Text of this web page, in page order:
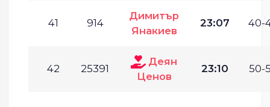
41 914
Димитър
Янакиев
23:07 40-
42 25391
Деян
Ценов
23:10 50-